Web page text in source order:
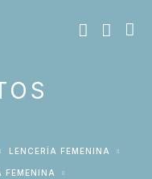
LENCERÍA FEMENINA
FEMENINA